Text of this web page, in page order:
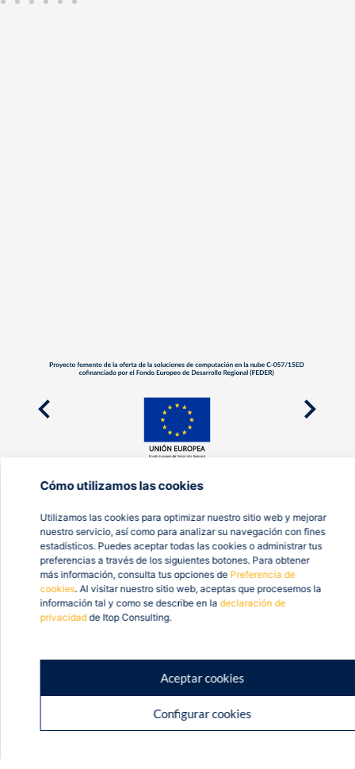
Cómo utilizamos las cookies
Utilizamos las cookies para optimizar nuestro sitio web y mejorar
nuestro servicio, así como para analizar su navegación con fines
estadísticos. Puedes aceptar todas las cookies o administrar tus
preferencias a través de los siguientes botones. Para obtener
más información, consulta tus opciones de Preferencia de
cookies. Al visitar nuestro sitio web, aceptas que procesemos la
información tal y como se describe en la declaración de
privacidadde Itop Consulting.
Aceptar cookies
Configurar cookies